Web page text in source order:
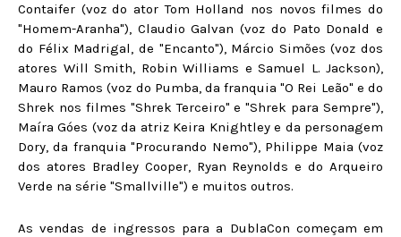
Contaifer (voz do ator Tom Holland nos novos filmes do
"Homem-Aranha"), Claudio Galvan (voz do Pato Donald e
do Félix Madrigal, de "Encanto"), Márcio Simões (voz dos
atores Will Smith, Robin Williams e Samuel L. Jackson),
Mauro Ramos (voz do Pumba, da franquia "O Rei Leão" e do
Shrek nos filmes "Shrek Terceiro" e "Shrek para Sempre"),
Maíra Góes (voz da atriz Keira Knightley e da personagem
Dory, da franquia "Procurando Nemo"), Philippe Maia (voz
dos atores Bradley Cooper, Ryan Reynolds e do Arqueiro
Verde na série "Smallville") e muitos outros.
As vendas de ingressos para a DublaCon começam em